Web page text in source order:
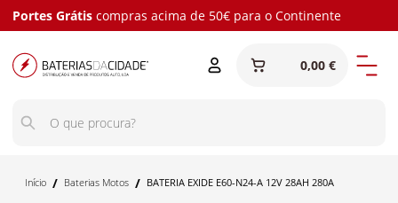
Portes Grátis compras acima de 50€ para o Continente
0,00 €
Início / Baterias Motos / BATERIA EXIDE E60-N24-A 12V 28AH 280A